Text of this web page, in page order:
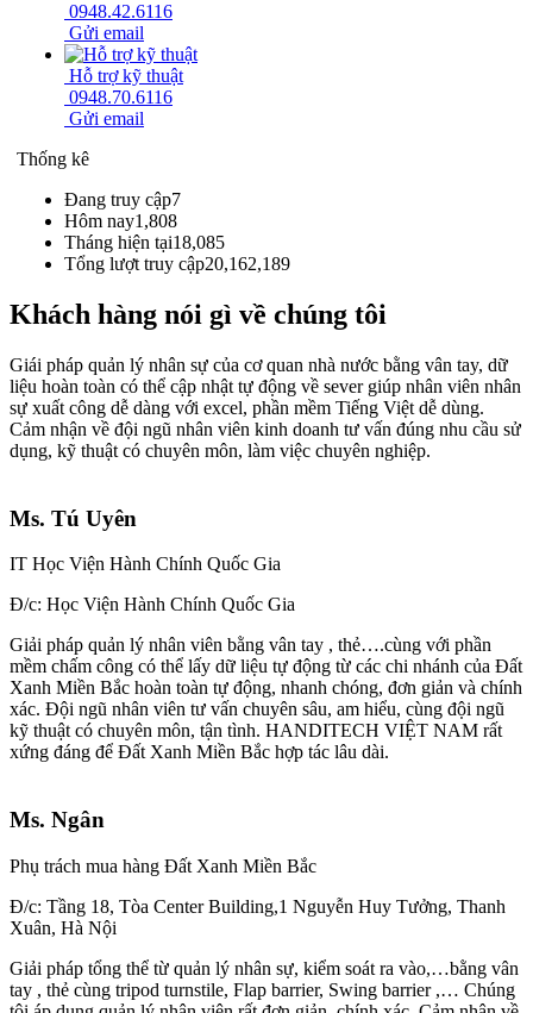
0948.42.6116
Gửi email
Hỗ trợ kỹ thuật
0948.70.6116
Gửi email
Thống kê
Đang truy cập7
Hôm nay1,808
Tháng hiện tại18,085
Tổng lượt truy cập20,162,189
Khách hàng nói gì về chúng tôi
Giái pháp quản lý nhân sự của cơ quan nhà nước bằng vân tay, dữ
liệu hoàn toàn có thể cập nhật tự động về sever giúp nhân viên nhân
sự xuất công dễ dàng với excel, phần mềm Tiếng Việt dễ dùng.
Cảm nhận về đội ngũ nhân viên kinh doanh tư vấn đúng nhu cầu sử
dụng, kỹ thuật có chuyên môn, làm việc chuyên nghiệp.
Ms. Tú Uyên
IT Học Viện Hành Chính Quốc Gia
Đ/c: Học Viện Hành Chính Quốc Gia
Giải pháp quản lý nhân viên bằng vân tay , thẻ….cùng với phần
mềm chấm công có thể lấy dữ liệu tự động từ các chi nhánh của Đất
Xanh Miền Bắc hoàn toàn tự động, nhanh chóng, đơn giản và chính
xác. Đội ngũ nhân viên tư vấn chuyên sâu, am hiểu, cùng đội ngũ
kỹ thuật có chuyên môn, tận tình. HANDITECH VIỆT NAM rất
xứng đáng để Đất Xanh Miền Bắc hợp tác lâu dài.
Ms. Ngân
Phụ trách mua hàng Đất Xanh Miền Bắc
Đ/c: Tầng 18, Tòa Center Building,1 Nguyễn Huy Tưởng, Thanh
Xuân, Hà Nội
Giải pháp tổng thể từ quản lý nhân sự, kiểm soát ra vào,…bằng vân
tay , thẻ cùng tripod turnstile, Flap barrier, Swing barrier ,… Chúng